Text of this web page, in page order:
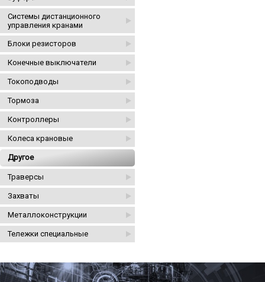
Системы дистанционного
управления кранами
Блоки резисторов
Конечные выключатели
Токоподводы
Тормоза
Контроллеры
Колеса крановые
Другое
Траверсы
Захваты
Металлоконструкции
Тележки специальные